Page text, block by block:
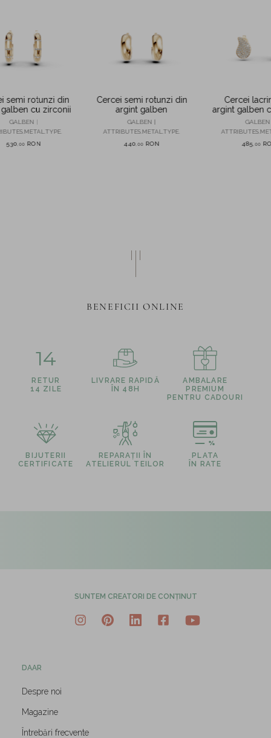
semi rotunzi din
cu zirconii
GALBEN |
530 00 RON
Cercei semi rotunzi din
argint galben
GALBEN |
ATTRIBUTES.METAL.TYPE.
440 00 RON
Cercei
argint galben
485 ,00
BENEFICII ONLINE
14
RETUR
14 ZILE
LIVRARE RAPIDĂ
ÎN 48H
AMBALARE
PREMIUM
PENTRU CADOURI
BIJUTERII
CERTIFICATE
REPARAȚII ÎN
ATELIERUL TEILOR
PLATA
ÎN RATE
SUNTEM CREATORI DE CONȚINUT
DAAR
Despre noi
Magazine
Întrebări frecvente